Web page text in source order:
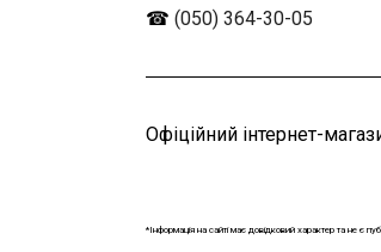
☎ (050) 364-30-05
Офіційний інтернет-
*Інформація на сайті має довідковий характер та не є